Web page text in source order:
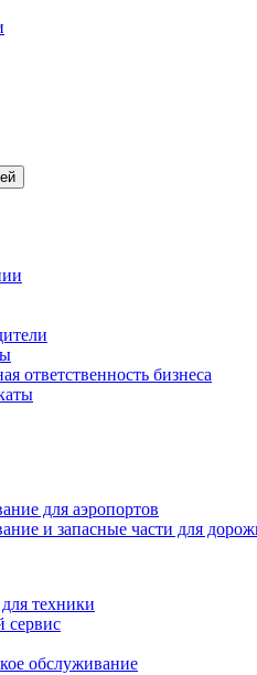
ответственность бизнеса
для аэропортов
и запасные части для
техники
сервис
обслуживание